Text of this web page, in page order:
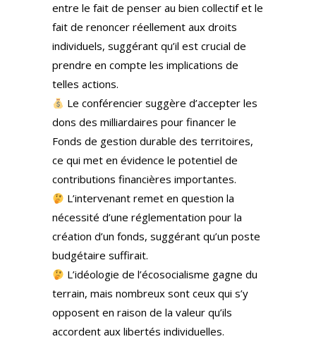
entre le fait de penser au bien collectif et le
fait de renoncer réellement aux droits
individuels, suggérant qu’il est crucial de
prendre en compte les implications de
telles actions.
Le conférencier suggère d’accepter les
dons des milliardaires pour financer le
Fonds de gestion durable des territoires,
ce qui met en évidence le potentiel de
contributions financières importantes.
L’intervenant remet en question la
nécessité d’une réglementation pour la
création d’un fonds, suggérant qu’un poste
budgétaire suffirait.
L’idéologie de l’écosocialisme gagne du
terrain, mais nombreux sont ceux qui s’y
opposent en raison de la valeur qu’ils
accordent aux libertés individuelles.